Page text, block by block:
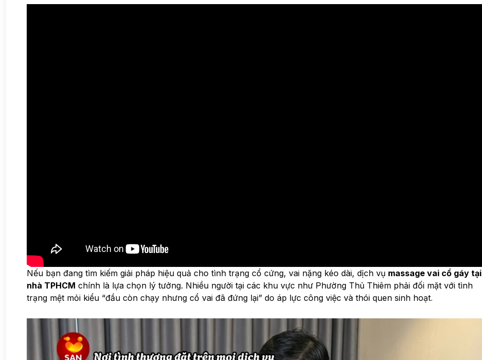
Nếu bạn đang tìm kiếm giải pháp hiệu quả cho tình trạng cổ cứng, vai nặng kéo dài, dịch vụ massage vai cổ gáy tại
nhà TPHCM chính là lựa chọn lý tưởng. Nhiều người tại các khu vực như Phường Thủ Thiêm phải đối mặt với tình
trạng mệt mỏi kiểu “đầu còn chạy nhưng cổ vai đã đứng lại” do áp lực công việc và thói quen sinh hoạt.